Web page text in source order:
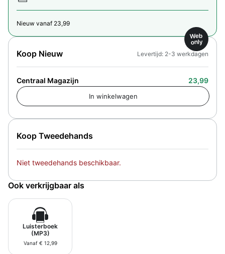
Nieuw vanaf 23,99
Koop Tweedehands
Niet tweedehands beschikbaar.
Koop Nieuw
Web
only
Centraal Magazijn 23,99
Levertijd: 2-3 werkdagen
Ook verkrijgbaar als
Luisterboek
(MP3)
Vanaf € 12,99